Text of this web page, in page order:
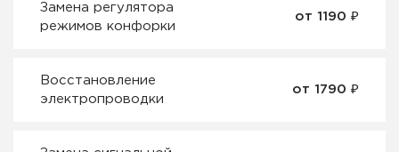
Замена регулятора
режимов конфорки
от 1190 ₽
Восстановление
электропроводки
от 1790 ₽